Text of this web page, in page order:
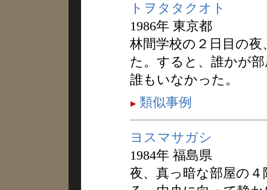
トヲタタクオト
1986年 東京都
林間学校の２日目の
た。すると、誰かが
誰もいなかった。
類似事例
ヨスマサガシ
1984年 福島県
夜、真っ暗な部屋の